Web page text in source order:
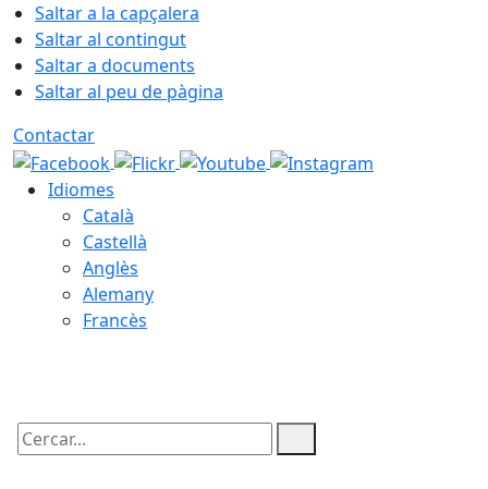
Saltar a la capçalera
Saltar al contingut
Saltar a documents
Saltar al peu de pàgina
Contactar
Idiomes
Català
Castellà
Anglès
Alemany
Francès
Cercar: